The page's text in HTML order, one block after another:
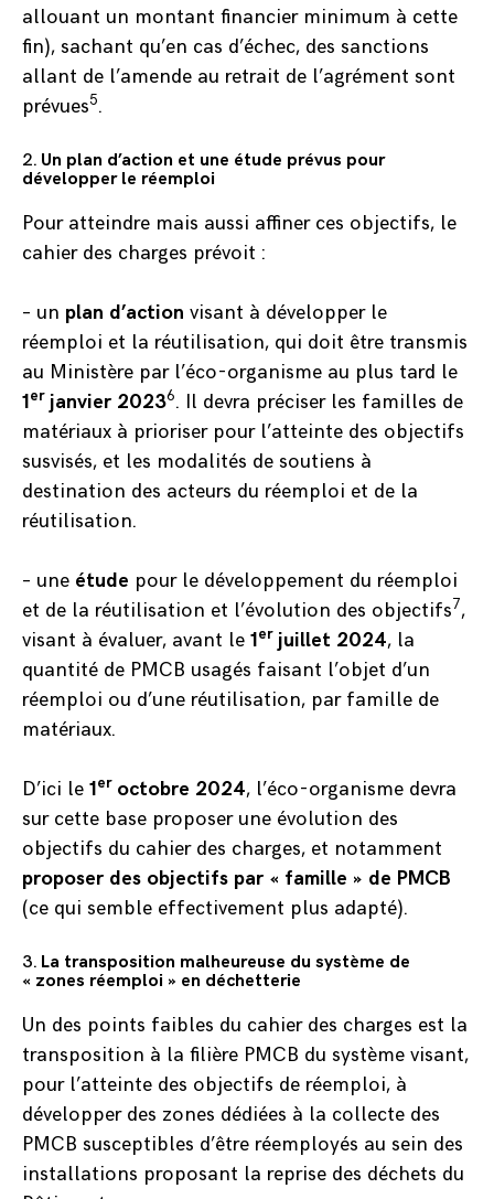
allouant un montant financier minimum à cette
fin), sachant qu’en cas d’échec, des sanctions
allant de l’amende au retrait de l’agrément sont
prévues5.
2. Un plan d’action et une étude prévus pour
développer le réemploi
Pour atteindre mais aussi affiner ces objectifs, le
cahier des charges prévoit :
– un plan d’action visant à développer le
réemploi et la réutilisation, qui doit être transmis
au Ministère par l’éco-organisme au plus tard le
1 erjanvier 20236. Il devra préciser les familles de
matériaux à prioriser pour l’atteinte des objectifs
susvisés, et les modalités de soutiens à
destination des acteurs du réemploi et de la
réutilisation.
– une étude pour le développement du réemploi
et de la réutilisation et l’évolution des objectifs7,
visant à évaluer, avant le 1 erjuillet 2024, la
quantité de PMCB usagés faisant l’objet d’un
réemploi ou d’une réutilisation, par famille de
matériaux.
D’ici le 1 eroctobre 2024, l’éco-organisme devra
sur cette base proposer une évolution des
objectifs du cahier des charges, et notamment
proposer des objectifs par « famille » de PMCB
(ce qui semble effectivement plus adapté).
3. La transposition malheureuse du système de
« zones réemploi » en déchetterie
Un des points faibles du cahier des charges est la
transposition à la filière PMCB du système visant,
pour l’atteinte des objectifs de réemploi, à
développer des zones dédiées à la collecte des
PMCB susceptibles d’être réemployés au sein des
installations proposant la reprise des déchets du